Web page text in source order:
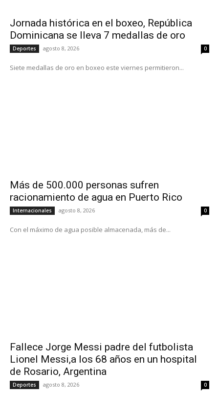
Jornada histórica en el boxeo, República
Dominicana se lleva 7 medallas de oro
Deportes agosto 8, 2026 0
Siete medallas de oro en boxeo este viernes permitieron...
Más de 500.000 personas sufren
racionamiento de agua en Puerto Rico
Internacionales agosto 8, 2026 0
Con el máximo de agua posible almacenada, más de...
Fallece Jorge Messi padre del futbolista
Lionel Messi,a los 68 años en un hospital
de Rosario, Argentina
Deportes agosto 8, 2026 0